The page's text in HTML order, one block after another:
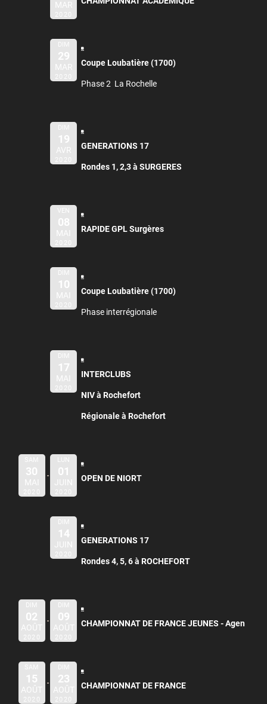
MAR
2020
DIM
29
MAR
2020
Coupe Loubatière (1700)
Phase 2 La Rochelle
DIM
19
AVR
2020
GENERATIONS 17
Rondes 1, 2,3 à SURGERES
VEN
08
MAI
2020
RAPIDE GPL Surgères
DIM
10
MAI
2020
Coupe Loubatière (1700)
Phase interrégionale
DIM
17
MAI
2020
INTERCLUBS
NIV à Rochefort
Régionale à Rochefort
SAM
30
MAI
2020
LUN
01
JUIN
2020
OPEN DE NIORT
DIM
14
JUIN
2020
GENERATIONS 17
Rondes 4, 5, 6 à ROCHEFORT
DIM
02
AOÛT
2020
DIM
09
AOÛT
2020
CHAMPIONNAT DE FRANCE JEUNES -Agen
SAM
15
AOÛT
2020
DIM
23
AOÛT
2020
CHAMPIONNAT DE FRANCE